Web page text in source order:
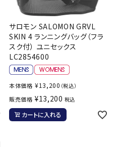
サロモン SALOMON GRVL
SKIN 4 ランニングバッグ（フラ
スク付） ユニセックス
LC2854600
本体価格 ¥13,200 （税込）
販売価格 ¥13,200 税込
カートに入れる